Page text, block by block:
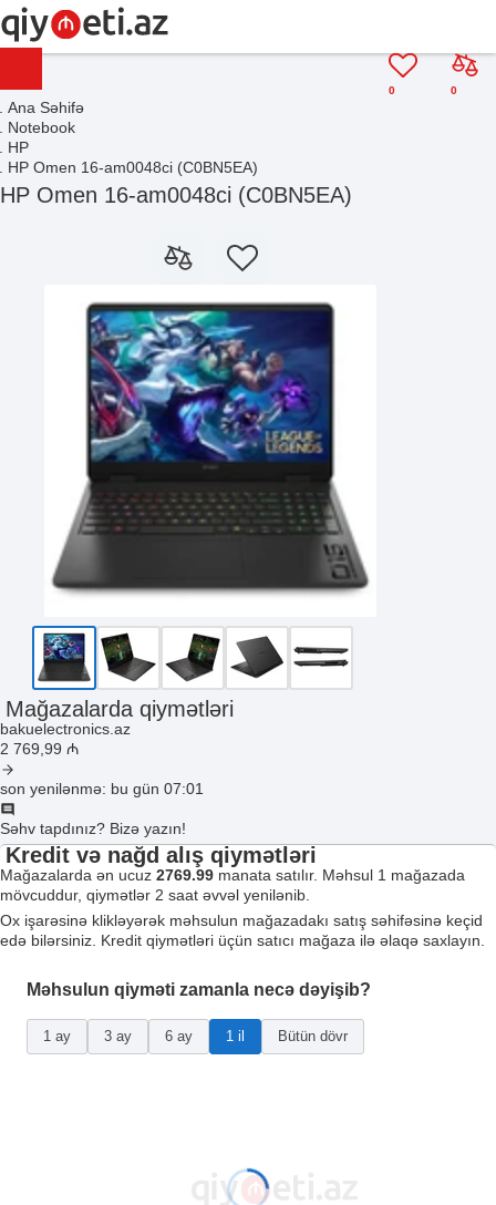
0
0
Ana Səhifə
Notebook
HP
HP Omen 16-am0048ci (C0BN5EA)
HP Omen 16-am0048ci (C0BN5EA)
Mağazalarda qiymətləri
bakuelectronics.az
2 769 ,99 ₼
son yenilənmə: bu gün 07:01
Səhv tapdınız? Bizə yazın!
Kredit və nağd alış qiymətləri
Mağazalarda ən ucuz 2769.99 manata satılır. Məhsul 1 mağazada
mövcuddur, qiymətlər 2 saat əvvəl yenilənib.
Ox işarəsinə klikləyərək məhsulun mağazadakı satış səhifəsinə keçid
edə bilərsiniz. Kredit qiymətləri üçün satıcı mağaza ilə əlaqə saxlayın.
Məhsulun qiyməti zamanla necə dəyişib?
1 ay 3 ay 6 ay 1 il Bütün dövr